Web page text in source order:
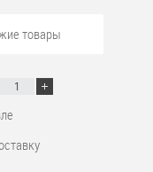
товары